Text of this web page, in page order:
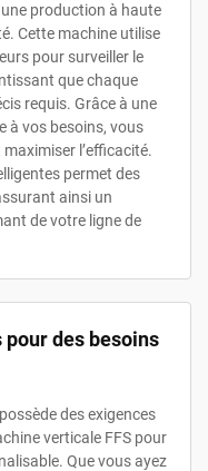
production à haute
Cette machine utilise
pour surveiller le
que chaque
requis. Grâce à une
à vos besoins, vous
l’efficacité.
permet des
ainsi un
de votre ligne de
des besoins
des exigences
verticale FFS pour
Que vous ayez